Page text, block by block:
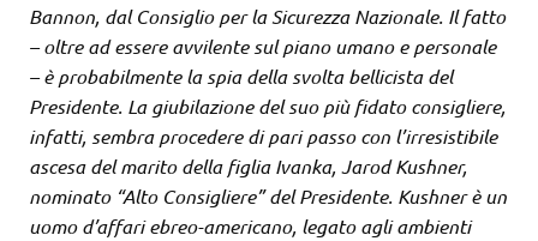
Bannon, dal Consiglio per la Sicurezza Nazionale. Il fatto
– oltre ad essere avvilente sul piano umano e personale
– è probabilmente la spia della svolta bellicista del
Presidente. La giubilazione del suo più fidato consigliere,
infatti, sembra procedere di pari passo con l’irresistibile
ascesa del marito della figlia Ivanka, Jarod Kushner,
nominato “Alto Consigliere” del Presidente. Kushner è un
uomo d’affari ebreo-americano, legato agli ambienti